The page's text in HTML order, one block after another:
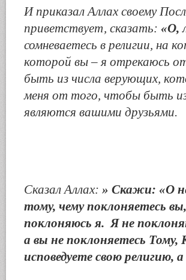
И приказал Аллах своему
приветствует, сказать: «О,
сомневаетесь в религии, на
которой вы – я отрекаюсь
быть из числа верующих,
меня от того, чтобы быть
являются вашими друзьями.
Сказал Аллах: » Скажи: «О
тому, чему поклоняетесь
поклоняюсь я. Я не
а вы не поклоняетесь
исповедуете свою религию,